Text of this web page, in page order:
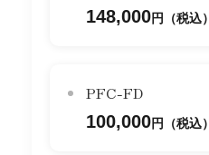
148,000円（税込）
PFC-FD
100,000円（税込）